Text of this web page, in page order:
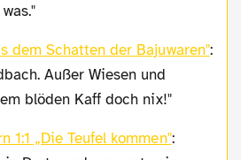
dem Schatten der Bajuwaren":
Außer Wiesen und
blöden Kaff doch nix!"
1:1 „Die Teufel kommen":